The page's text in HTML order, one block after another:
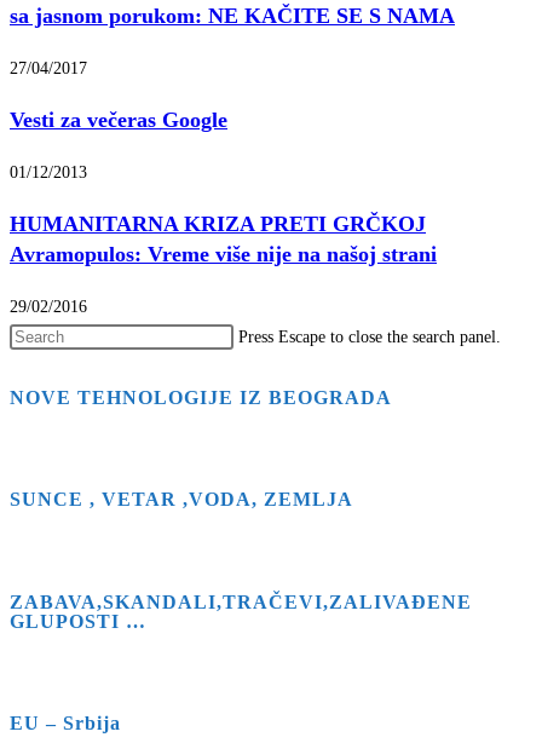
sa jasnom porukom: NE KAČITE SE S NAMA
27/04/2017
Vesti za večeras Google
01/12/2013
HUMANITARNA KRIZA PRETI GRČKOJ
Avramopulos: Vreme više nije na našoj strani
29/02/2016
Press Escape to close the search panel.
NOVE TEHNOLOGIJE IZ BEOGRADA
SUNCE , VETAR ,VODA, ZEMLJA
ZABAVA,SKANDALI,TRAČEVI,ZALIVAĐENE
GLUPOSTI …
EU – Srbija